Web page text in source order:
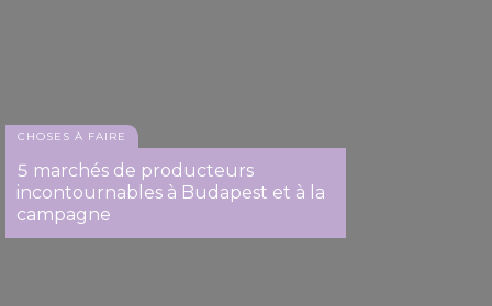
CHOSES À FAIRE
5 marchés de producteurs
incontournables à Budapest et à la
campagne